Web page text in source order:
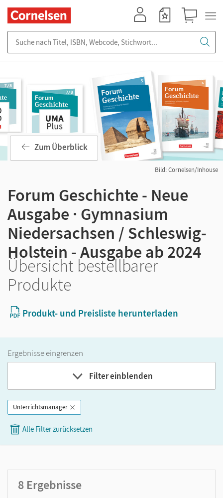
Bild: Cornelsen/Inhouse
Zum Überblick
Forum Geschichte - Neue
Ausgabe · Gymnasium
Niedersachsen / Schleswig-
Holstein - Ausgabe ab 2024
Übersicht bestellbarer
Produkte
Produkt- und Preisliste herunterladen
Ergebnisse eingrenzen
Filter einblenden
Band
GER-Niveau
Unterrichtsmanager
Alle Filter zurücksetzen
8 Ergebnisse